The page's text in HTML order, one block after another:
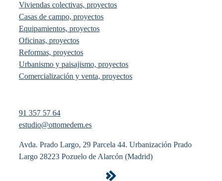
Viviendas colectivas, proyectos
Casas de campo, proyectos
Equipamientos, proyectos
Oficinas, proyectos
Reformas, proyectos
Urbanismo y paisajismo, proyectos
Comercialización y venta, proyectos
91 357 57 64
estudio@ottomedem.es
Avda. Prado Largo, 29 Parcela 44. Urbanización Prado
Largo 28223 Pozuelo de Alarcón (Madrid)